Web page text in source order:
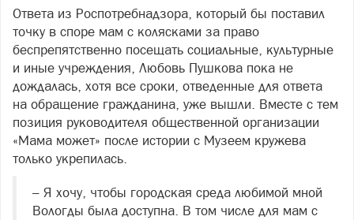
Ответа из Роспотребнадзора, который бы поставил
точку в споре мам с колясками за право
беспрепятственно посещать социальные, культурные
и иные учреждения, Любовь Пушкова пока не
дождалась, хотя все сроки, отведенные для ответа
на обращение гражданина, уже вышли. Вместе с тем
позиция руководителя общественной организации
«Мама может» после истории с Музеем кружева
только укрепилась.
– Я хочу, чтобы городская среда любимой мной
Вологды была доступна. В том числе для мам с